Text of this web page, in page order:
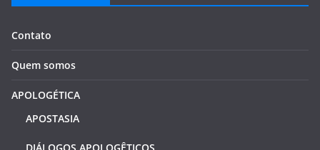
Contato
Quem somos
APOLOGÉTICA
APOSTASIA